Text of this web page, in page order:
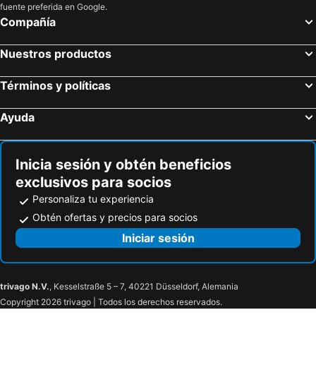
fuente preferida en Google.
Compañía
Nuestros productos
Términos y políticas
Ayuda
Inicia sesión y obtén beneficios
exclusivos para socios
Personaliza tu experiencia
Obtén ofertas y precios para socios
Iniciar sesión
trivago N.V., Kesselstraße 5 – 7, 40221 Düsseldorf, Alemania
Copyright 2026 trivago | Todos los derechos reservados.